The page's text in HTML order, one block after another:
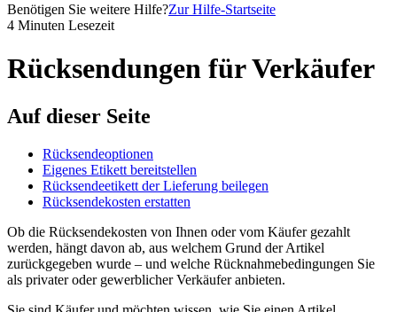
Benötigen Sie weitere Hilfe?Zur Hilfe-Startseite
4 Minuten Lesezeit
Rücksendungen für Verkäufer
Auf dieser Seite
Rücksendeoptionen
Eigenes Etikett bereitstellen
Rücksendeetikett der Lieferung beilegen
Rücksendekosten erstatten
Ob die Rücksendekosten von Ihnen oder vom Käufer gezahlt
werden, hängt davon ab, aus welchem Grund der Artikel
zurückgegeben wurde – und welche Rücknahmebedingungen Sie
als privater oder gewerblicher Verkäufer anbieten.